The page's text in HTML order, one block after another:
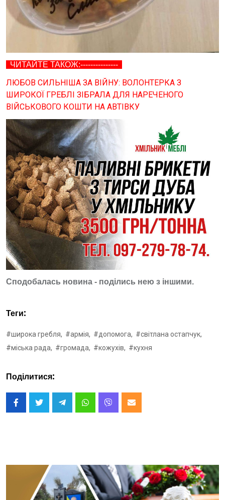
ЧИТАЙТЕ ТАКОЖ:---------------
ЛЮБОВ СИЛЬНІША ЗА ВІЙНУ: ВОЛОНТЕРКА З
ШИРОКОЇ ГРЕБЛІ ЗІБРАЛА ДЛЯ НАРЕЧЕНОГО
ВІЙСЬКОВОГО КОШТИ НА АВТІВКУ
Сподобалась новина - поділись нею з іншими.
Теги:
#широка гребля, #армія, #допомога, #світлана остапчук,
#міська рада, #громада, #кожухів, #кухня
Поділитися: